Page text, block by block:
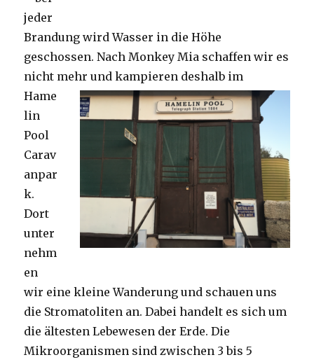
jeder
Brandung wird Wasser in die Höhe
geschossen. Nach Monkey Mia schaffen wir es
nicht mehr und kampieren deshalb im
Hame
lin
Pool
Carav
anpar
k.
Dort
unter
nehm
en
wir eine kleine Wanderung und schauen uns
die Stromatoliten an. Dabei handelt es sich um
die ältesten Lebewesen der Erde. Die
Mikroorganismen sind zwischen 3 bis 5